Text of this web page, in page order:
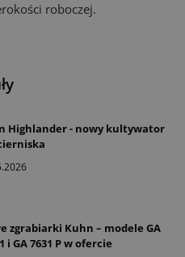
roboczej.
Highlander - nowy kultywator
zgrabiarki Kuhn – modele GA
i GA 7631 P w ofercie